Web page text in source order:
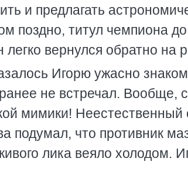
и предлагать
поздно, титул чемпиона
вернулся обратно на
Игорю ужасно
ранее не встречал. Вообще,
мимики! Неестественный
подумал, что противник
лика веяло холодом.